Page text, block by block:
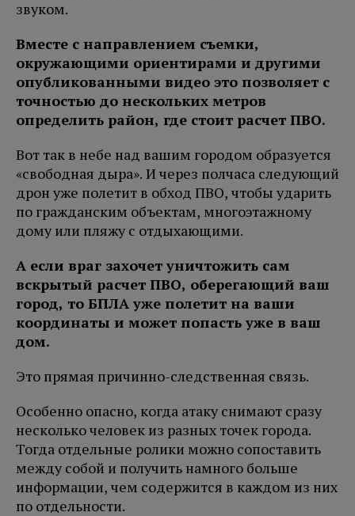
звуком.
Вместе с направлением съемки,
окружающими ориентирами и другими
опубликованными видео это позволяет с
точностью до нескольких метров
определить район, где стоит расчет ПВО.
Вот так в небе над вашим городом образуется
«свободная дыра». И через полчаса следующий
дрон уже полетит в обход ПВО, чтобы ударить
по гражданским объектам, многоэтажному
дому или пляжу с отдыхающими.
А если враг захочет уничтожить сам
вскрытый расчет ПВО, оберегающий ваш
город, то БПЛА уже полетит на ваши
координаты и может попасть уже в ваш
дом.
Это прямая причинно-следственная связь.
Особенно опасно, когда атаку снимают сразу
несколько человек из разных точек города.
Тогда отдельные ролики можно сопоставить
между собой и получить намного больше
информации, чем содержится в каждом из них
по отдельности.